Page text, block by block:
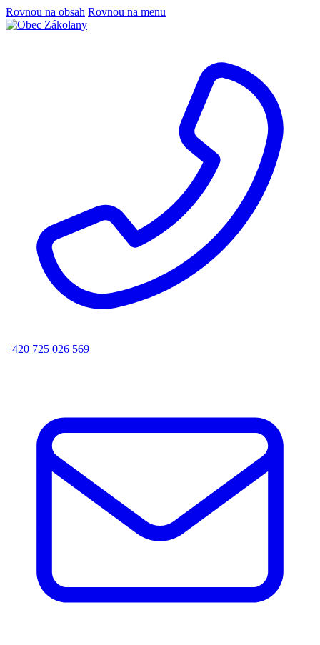
Rovnou na obsah Rovnou na menu
+420 725 026 569